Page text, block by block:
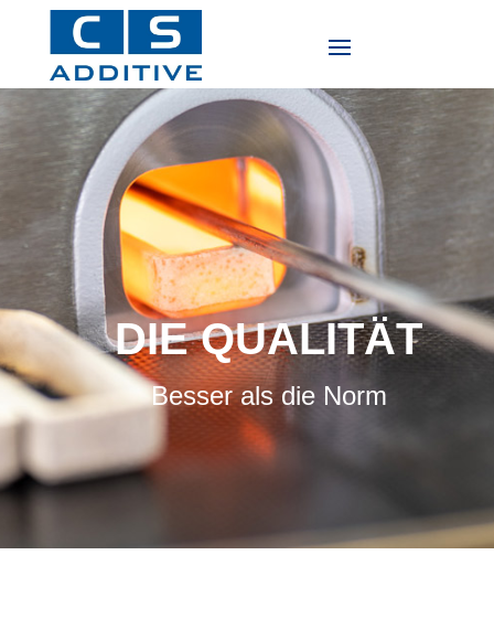
DIE QUALITÄT
Besser als die Norm